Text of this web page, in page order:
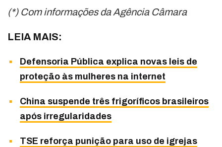
(*) Com informações da Agência Câmara
LEIA MAIS:
Defensoria Pública explica novas leis de
proteção às mulheres na internet
China suspende três frigoríficos brasileiros
após irregularidades
TSE reforça punição para uso de igrejas